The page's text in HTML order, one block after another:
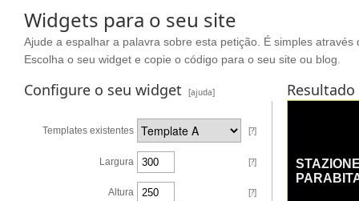
Widgets para o seu site
Ajude a espalhar a palavra sobre esta petição. É simples através
Escolha o seu widget e copie o código para o seu site ou blog.
Configure o seu widget [ajuda] Resultado
Templates existentes [?]
Largura [?]
Altura [?]